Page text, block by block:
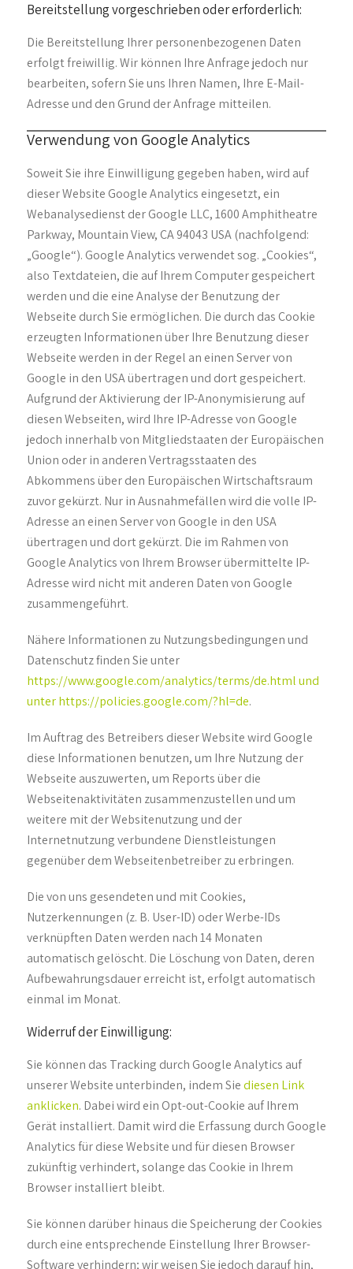
Bereitstellung vorgeschrieben oder erforderlich:
Die Bereitstellung Ihrer personenbezogenen Daten
erfolgt freiwillig. Wir können Ihre Anfrage jedoch nur
bearbeiten, sofern Sie uns Ihren Namen, Ihre E-Mail-
Adresse und den Grund der Anfrage mitteilen.
Verwendung von Google Analytics
Soweit Sie ihre Einwilligung gegeben haben, wird auf
dieser Website Google Analytics eingesetzt, ein
Webanalysedienst der Google LLC, 1600 Amphitheatre
Parkway, Mountain View, CA 94043 USA (nachfolgend:
„Google“). Google Analytics verwendet sog. „Cookies“,
also Textdateien, die auf Ihrem Computer gespeichert
werden und die eine Analyse der Benutzung der
Webseite durch Sie ermöglichen. Die durch das Cookie
erzeugten Informationen über Ihre Benutzung dieser
Webseite werden in der Regel an einen Server von
Google in den USA übertragen und dort gespeichert.
Aufgrund der Aktivierung der IP-Anonymisierung auf
diesen Webseiten, wird Ihre IP-Adresse von Google
jedoch innerhalb von Mitgliedstaaten der Europäischen
Union oder in anderen Vertragsstaaten des
Abkommens über den Europäischen Wirtschaftsraum
zuvor gekürzt. Nur in Ausnahmefällen wird die volle IP-
Adresse an einen Server von Google in den USA
übertragen und dort gekürzt. Die im Rahmen von
Google Analytics von Ihrem Browser übermittelte IP-
Adresse wird nicht mit anderen Daten von Google
zusammengeführt.
Nähere Informationen zu Nutzungsbedingungen und
Datenschutz finden Sie unter
https://www.google.com/analytics/terms/de.html und
unter https://policies.google.com/?hl=de.
Im Auftrag des Betreibers dieser Website wird Google
diese Informationen benutzen, um Ihre Nutzung der
Webseite auszuwerten, um Reports über die
Webseitenaktivitäten zusammenzustellen und um
weitere mit der Websitenutzung und der
Internetnutzung verbundene Dienstleistungen
gegenüber dem Webseitenbetreiber zu erbringen.
Die von uns gesendeten und mit Cookies,
Nutzerkennungen (z. B. User-ID) oder Werbe-IDs
verknüpften Daten werden nach 14 Monaten
automatisch gelöscht. Die Löschung von Daten, deren
Aufbewahrungsdauer erreicht ist, erfolgt automatisch
einmal im Monat.
Widerruf der Einwilligung:
Sie können das Tracking durch Google Analytics auf
unserer Website unterbinden, indem Siediesen Link
anklicken. Dabei wird ein Opt-out-Cookie auf Ihrem
Gerät installiert. Damit wird die Erfassung durch Google
Analytics für diese Website und für diesen Browser
zukünftig verhindert, solange das Cookie in Ihrem
Browser installiert bleibt.
Sie können darüber hinaus die Speicherung der Cookies
durch eine entsprechende Einstellung Ihrer Browser-
Software verhindern; wir weisen Sie jedoch darauf hin,